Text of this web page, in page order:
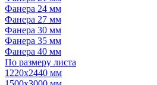
Фанера 24 мм
Фанера 27 мм
Фанера 30 мм
Фанера 35 мм
Фанера 40 мм
По размеру листа
1220х2440 мм